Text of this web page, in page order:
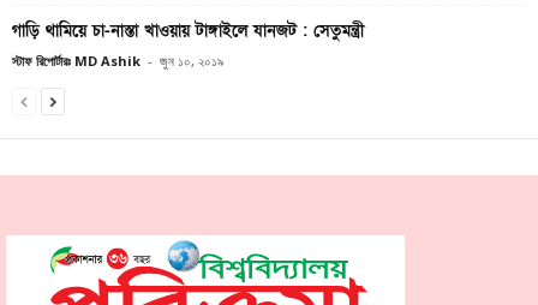
গাড়ি থামিয়ে চা-নাস্তা খাওয়ায় টাঙ্গাইলে যানজট : সেতুমন্ত্রী
স্টাফ রিপোর্টারঃ MD Ashik - জুন ১০, ২০১৯